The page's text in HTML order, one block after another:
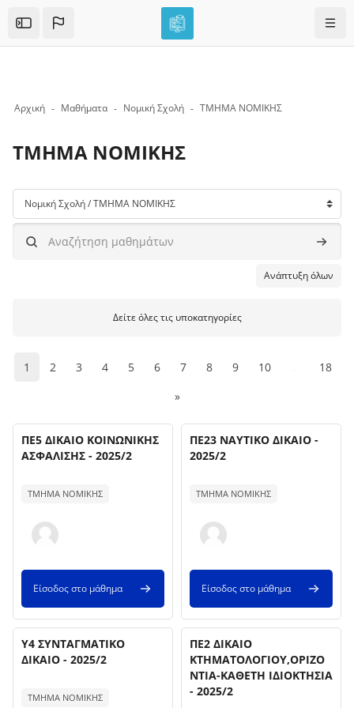
Skip to sidebar navigation menu
Skip to mobile navigation menu
Skip to top bar navigation menu
Μετάβαση στο κεντρικό περιεχόμενο
Open the sidebar
Αρχική Μαθήματα Νομική Σχολή ΤΜΗΜΑ ΝΟΜΙΚΗΣ
ΤΜΗΜΑ ΝΟΜΙΚΗΣ
Μπλοκ
Κατηγορίες μαθημάτων
Αναζήτηση μαθημάτων
Ανάπτυξη όλων
Δείτε όλες τις υποκατηγορίες
1(current)
2 3 4 5 6 7 8 9 10
18
»
Επόμενη σελίδα
Εικόνα μαθήματος
Όνομα μαθήματος
ΠΕ5 ΔΙΚΑΙΟ ΚΟΙΝΩΝΙΚΗΣ
ΑΣΦΑΛΙΣΗΣ - 2025/2
ΤΜΗΜΑ ΝΟΜΙΚΗΣ
Είσοδος στο μάθημα
Εικόνα μαθήματος
Όνομα μαθήματος
ΠΕ23 ΝΑΥΤΙΚΟ ΔΙΚΑΙΟ -
2025/2
ΤΜΗΜΑ ΝΟΜΙΚΗΣ
Είσοδος στο μάθημα
Εικόνα μαθήματος
Όνομα μαθήματος
Υ4 ΣΥΝΤΑΓΜΑΤΙΚΟ
ΔΙΚΑΙΟ - 2025/2
ΤΜΗΜΑ ΝΟΜΙΚΗΣ
Εικόνα μαθήματος
Όνομα μαθήματος
ΠΕ2 ΔΙΚΑΙΟ
ΚΤΗΜΑΤΟΛΟΓΙΟΥ,ΟΡΙΖΟ
ΝΤΙΑ-ΚΑΘΕΤΗ ΙΔΙΟΚΤΗΣΙΑ
- 2025/2